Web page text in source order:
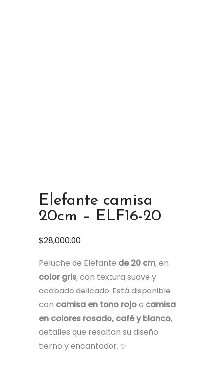
Elefante camisa
20cm – ELF16-20
$28,000.00
Peluche de Elefante de 20 cm, en
color gris, con textura suave y
acabado delicado. Está disponible
con camisa en tono rojoo camisa
en colores rosado, café y blanco,
detalles que resaltan su diseño
tierno y encantador. ✨